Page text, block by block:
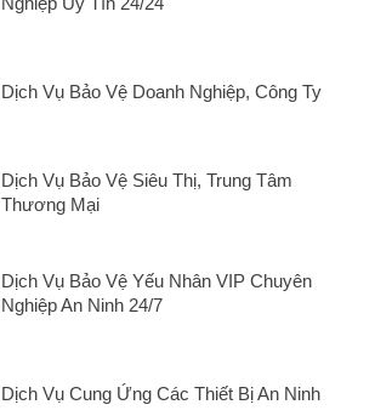
Dịch Vụ Bảo Vệ Doanh Nghiệp, Công Ty
Dịch Vụ Bảo Vệ Siêu Thị, Trung Tâm
Thương Mại
Dịch Vụ Bảo Vệ Yếu Nhân VIP Chuyên
Nghiệp An Ninh 24/7
Dịch Vụ Cung Ứng Các Thiết Bị An Ninh